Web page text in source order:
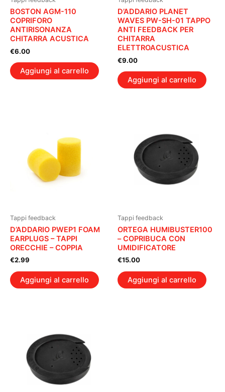
BOSTON AGM-110
COPRIFORO
ANTIRISONANZA
CHITARRA ACUSTICA
€6.00
Aggiungi al carrello
D’ADDARIO PLANET
WAVES PW-SH-01 TAPPO
ANTI FEEDBACK PER
CHITARRA
ELETTROACUSTICA
€9.00
Aggiungi al carrello
Tappi feedback
D’ADDARIO PWEP1 FOAM
EARPLUGS – TAPPI
ORECCHIE – COPPIA
€2.99
Aggiungi al carrello
Tappi feedback
ORTEGA HUMIBUSTER100
– COPRIBUCA CON
UMIDIFICATORE
€15.00
Aggiungi al carrello